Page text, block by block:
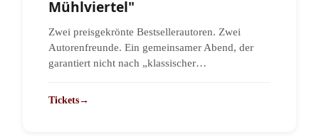
Mühlviertel"
Zwei preisgekrönte Bestsellerautoren. Zwei
Autorenfreunde. Ein gemeinsamer Abend, der
garantiert nicht nach „klassischer…
Tickets→